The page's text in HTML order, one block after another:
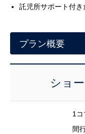
託児所サポート付
プラン概要
ショ
1
間